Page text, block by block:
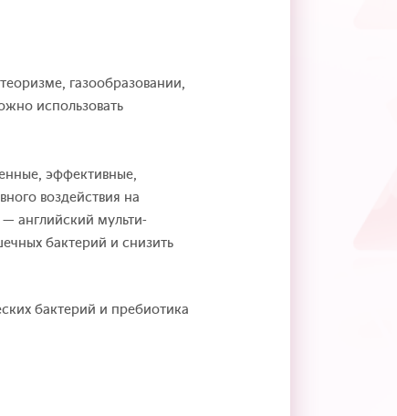
газообразовании,
использовать
эффективные,
воздействия на
английский мульти-
бактерий и снизить
бактерий и пребиотика